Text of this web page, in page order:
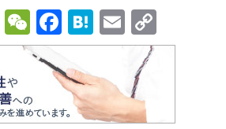
Li
n
e
W
e
C
at
F
a
c
e
b
H
at
e
n
a
E
m
ail
o
Li